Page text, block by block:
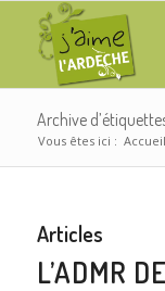
Archive
Vous êtes ici : Accueil
Articles
L’ADMR